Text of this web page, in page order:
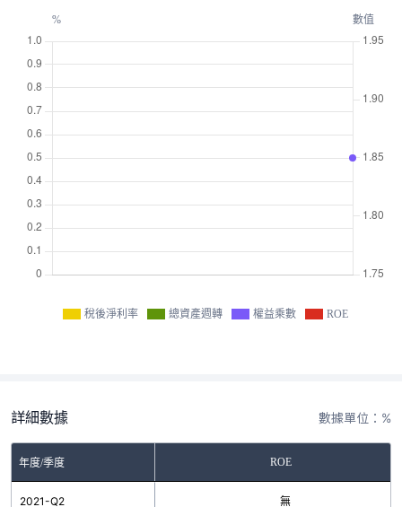
稅後淨利率 總資產週轉 權益乘數 ROE
詳細數據 數據單位：%
年度/季度 ROE
2021-Q2 無